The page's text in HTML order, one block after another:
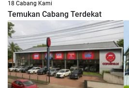
18 Cabang Kami
Temukan Cabang Terdekat